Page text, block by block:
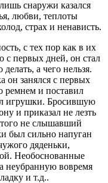
снаружи казался
любви, теплоты
страх и ненависть.
с тех пор как в их
с первых дней, он стал
а чего нельзя.
он занялся с первых
ремнем и поставил
игрушки. Бросившую
и приказал не лезть
не слышавший
был сильно напуган
дяденьки,
Необоснованные
неубранную вовремя
и т.д..